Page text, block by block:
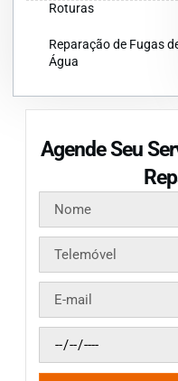
Roturas
Reparação de Fugas
Água
Agende Seu